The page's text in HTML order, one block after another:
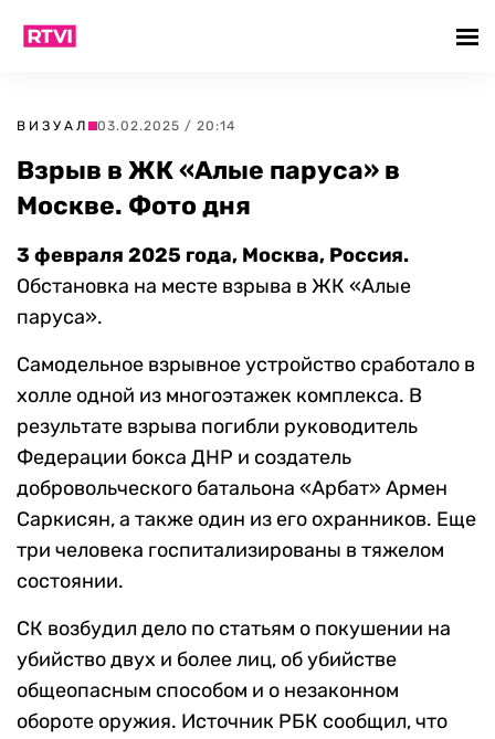
ВИЗУАЛ 03.02.2025 / 20:14
Взрыв в ЖК «Алые паруса» в
Москве. Фото дня
3 февраля 2025 года, Москва, Россия.
Обстановка на месте взрыва в ЖК «Алые
паруса».
Самодельное взрывное устройство сработало в
холле одной из многоэтажек комплекса. В
результате взрыва погибли руководитель
Федерации бокса ДНР и создатель
добровольческого батальона «Арбат» Армен
Саркисян, а также один из его охранников. Еще
три человека госпитализированы в тяжелом
состоянии.
СК возбудил дело по статьям о покушении на
убийство двух и более лиц, об убийстве
общеопасным способом и о незаконном
обороте оружия. Источник РБК сообщил, что